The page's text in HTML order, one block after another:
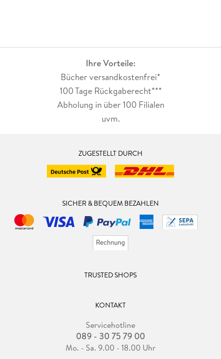
Ihre Vorteile:
Bücher versandkostenfrei*
100 Tage Rückgaberecht***
Abholung in über 100 Filialen
uvm.
ZUGESTELLT DURCH
SICHER & BEQUEM BEZAHLEN
TRUSTED SHOPS
KONTAKT
Servicehotline
089 - 30 75 79 00
Mo. - Sa. 9.00 - 18.00 Uhr